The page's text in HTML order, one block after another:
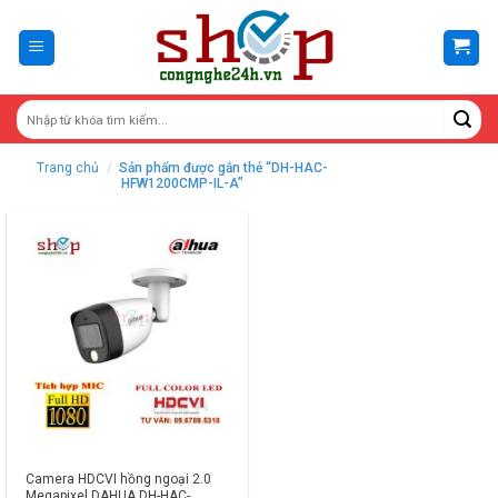
content
Trang chủ / Sản phẩm được gắn thẻ “DH-HAC-
HFW1200CMP-IL-A”
Camera HDCVI hồng ngoại 2.0